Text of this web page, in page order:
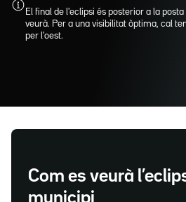
El final de l'eclipsi és posterior a la
veurà. Per a una visibilitat òptima, cal
per l'oest.
Com es veurà
municipi